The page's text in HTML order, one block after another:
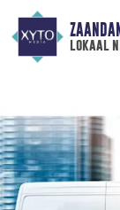
lokaal